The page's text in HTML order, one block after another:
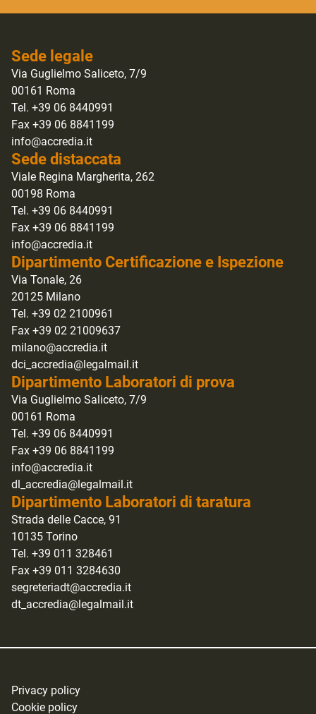
Sede legale
Via Guglielmo Saliceto, 7/9
00161 Roma
Tel. +39 06 8440991
Fax +39 06 8841199
info@accredia.it
Sede distaccata
Viale Regina Margherita, 262
00198 Roma
Tel. +39 06 8440991
Fax +39 06 8841199
info@accredia.it
Dipartimento Certificazione e Ispezione
Via Tonale, 26
20125 Milano
Tel. +39 02 2100961
Fax +39 02 21009637
milano@accredia.it
dci_accredia@legalmail.it
Dipartimento Laboratori di prova
Via Guglielmo Saliceto, 7/9
00161 Roma
Tel. +39 06 8440991
Fax +39 06 8841199
info@accredia.it
dl_accredia@legalmail.it
Dipartimento Laboratori di taratura
Strada delle Cacce, 91
10135 Torino
Tel. +39 011 328461
Fax +39 011 3284630
segreteriadt@accredia.it
dt_accredia@legalmail.it
Privacy policy
Cookie policy